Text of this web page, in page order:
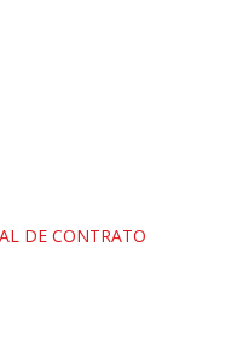
DE CONTRATO